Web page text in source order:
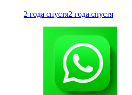
2 года спустя2 года спустя